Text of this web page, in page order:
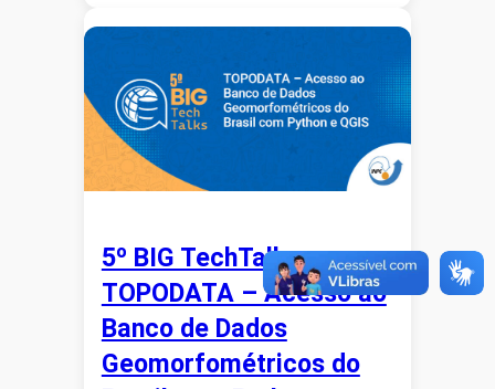
5º BIG TechTalks –
TOPODATA – Acesso ao
Banco de Dados
Geomorfométricos do